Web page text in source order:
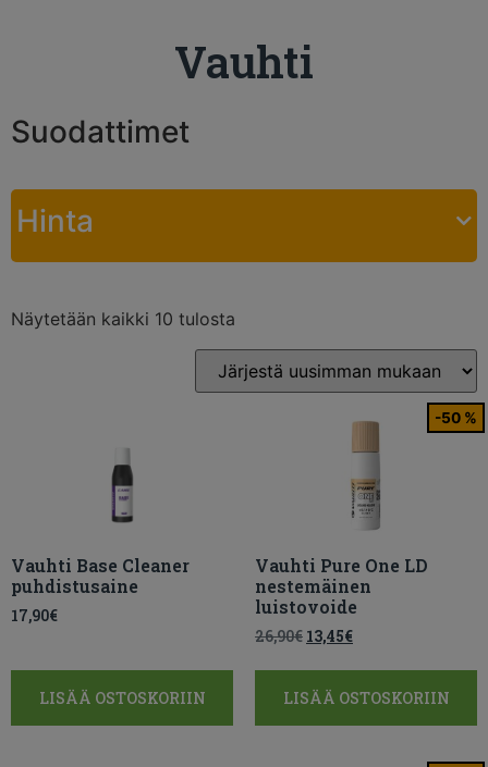
Vauhti
Suodattimet
Hinta
Näytetään kaikki 10 tulosta
Vauhti Base Cleaner
puhdistusaine
17,90€
LISÄÄ OSTOSKORIIN
-50 %
Vauhti Pure One LD
nestemäinen
luistovoide
26,90€ 13,45€
LISÄÄ OSTOSKORIIN